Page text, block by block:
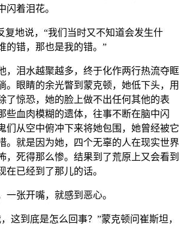
闪着泪花。
复地说，“我们当时又不知道会发生什
的错，那也是我的错。”
，泪水越聚越多，终于化作两行热流夺眶
。眼睛的余光瞥到蒙克顿，她低下头，用
了惊恐，她的脸上做不出任何其他的表
些血肉模糊的遗体，往事不断在脑中闪
们从空中俯冲下来将她包围，她曾经被它
。就是因为她，四个无辜的人在现实世界
，死得那么惨。结果到了荒原上又会看到
已经到了那儿的话。
一张开嘴，就感到恶心。
这到底是怎么回事？”蒙克顿问崔斯坦，